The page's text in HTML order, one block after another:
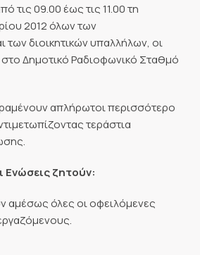
τις 09.00 έως τις 11.00 τη
2012 όλων των
των διοικητικών υπαλλήλων, οι
στο Δημοτικό Ραδιοφωνικό Σταθμό
απλήρωτοι περισσότερο
τεράστια
Ενώσεις ζητούν:
αμέσως όλες οι οφειλόμενες